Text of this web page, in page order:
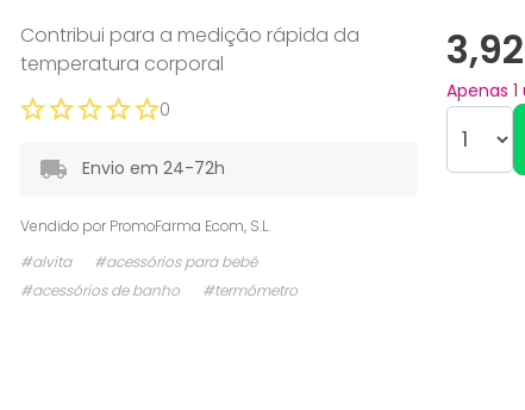
Apenas 1
Contribui para a medição rápida da
temperatura corporal
0
Envio em 24-72h
Vendido por PromoFarma Ecom, S.L.
#alvita
#acessórios para bebé
#acessórios de banho
#termómetro